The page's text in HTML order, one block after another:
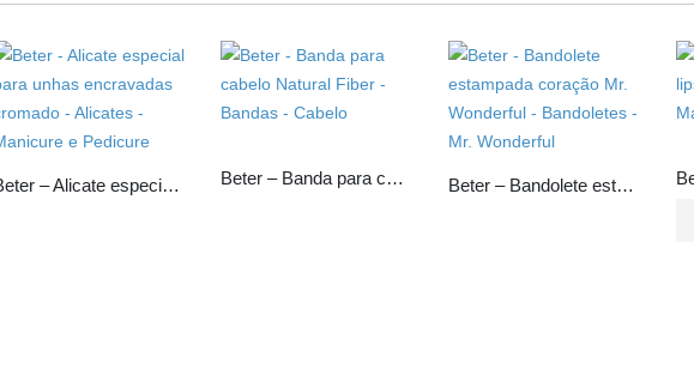
Beter – Alicate especial para unhas encravadas cromado Beter – Banda para cabelo Natural Fiber Beter – Bandolete estampada coração Mr. Wonderful